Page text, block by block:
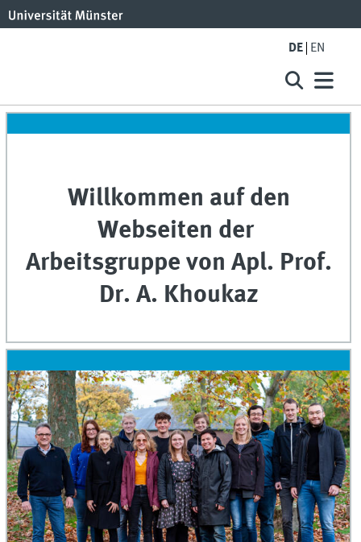
DE EN
Willkommen auf den
Webseiten der
Arbeitsgruppe von Apl. Prof.
Dr. A. Khoukaz